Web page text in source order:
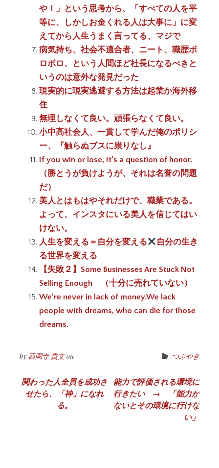
や！」という思考から、「すべての人を平
等に、しかしお金くれる人は大事に」に変
えてから人生うまく言ってる、マジで
病気持ち、社会不適合者、ニート、職歴ボ
ロボロ、という人間ほど社長になるべきと
いうのは意外な発見だった
現実的に現実逃避する方法は起業か海外移
住
無理しなくて良い。頑張らなくて良い。
小中高社会人、一貫して学んだ俺のポリシ
ー、『触らぬブスに祟りなし』
If you win or lose, It’s a question of honor.
（勝とうが負けようが、それは名誉の問題
だ）
美人とはもはやそれだけで、職業である。
よって、インスタにいる美人を信じてはい
けない。
人生を変える＝自分を変える
自分の生き
る世界を変える
【失敗２】Some Businesses Are Stuck Not
Selling Enough （十分に売れていない）
We’re never in lack of money.We lack
people with dreams, who can die for those
dreams.
by 西園寺 貴文on つぶやき
投
稿
関わった人全員を成功さ
せたら、「神」になれ
る。
能力で評価される環境に
行きたい → 「能力が
ないとその環境に行けな
い」